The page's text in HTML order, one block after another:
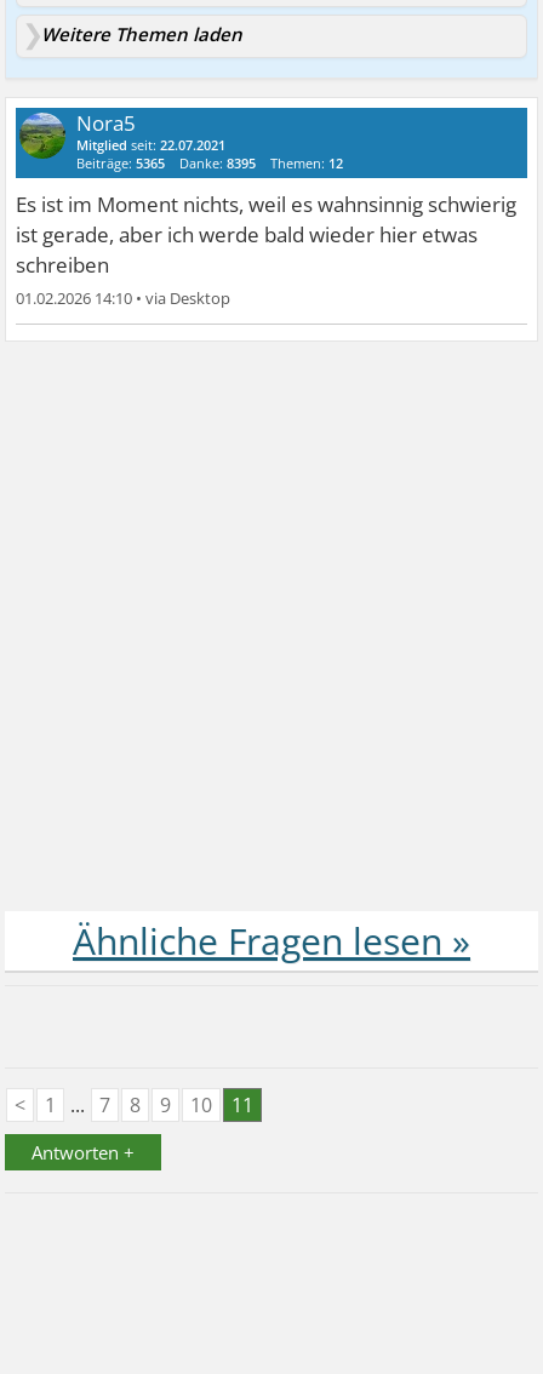
Weitere Themen laden
Nora5
Mitglied seit:22.07.2021
Beiträge:5365 Danke:8395 Themen: 12
Es ist im Moment nichts, weil es wahnsinnig schwierig
ist gerade, aber ich werde bald wieder hier etwas
schreiben
01.02.2026 14:10 •
< 1 ... 7 8 9 10 11
Antworten +